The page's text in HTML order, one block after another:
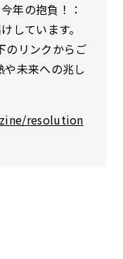
年の抱負！：
しています。
のリンクからご
や未来への兆し
resolution